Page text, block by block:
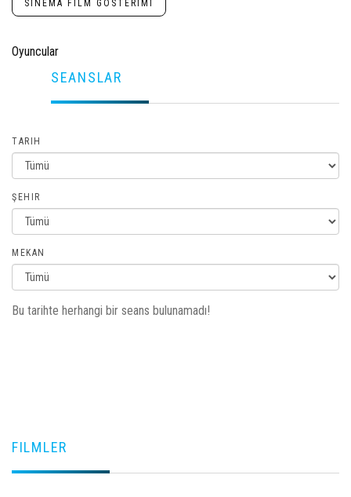
SINEMA FILM GÖSTERIMI
Oyuncular
SEANSLAR
TARIH
ŞEHIR
MEKAN
Bu tarihte herhangi bir seans bulunamadı!
FILMLER